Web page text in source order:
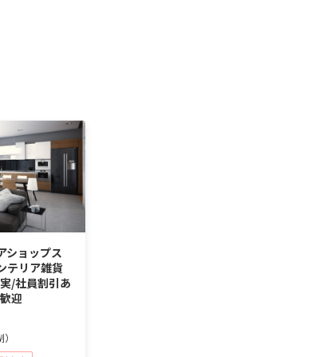
ショップス
テリア雑貨
/社員割引あ
迎